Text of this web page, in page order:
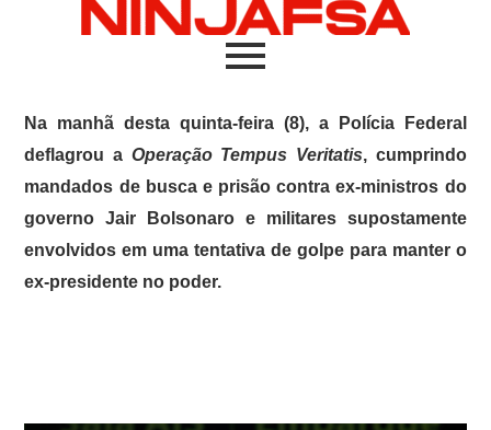
Na manhã desta quinta-feira (8), a Polícia Federal
deflagrou a Operação Tempus Veritatis, cumprindo
mandados de busca e prisão contra ex-ministros do
governo Jair Bolsonaro e militares supostamente
envolvidos em uma tentativa de golpe para manter o
ex-presidente no poder.